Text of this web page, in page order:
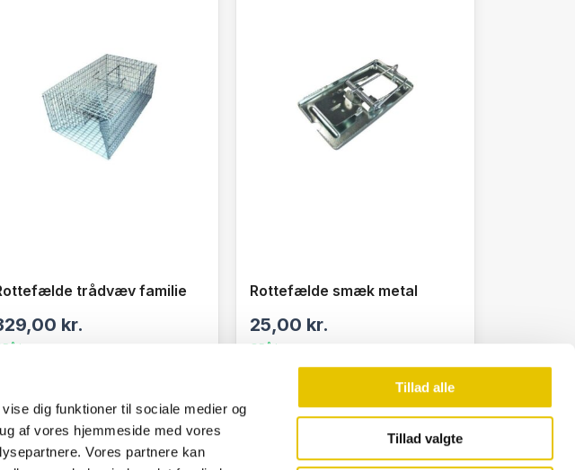
dig funktioner til sociale medier og
af vores hjemmeside med vores
Vores partnere kan
Tillad alle
Tillad valgte
trådvæv familie
kr.
På lager
Rottefælde smæk metal
25,00 kr.
På lager
SE DETALJER